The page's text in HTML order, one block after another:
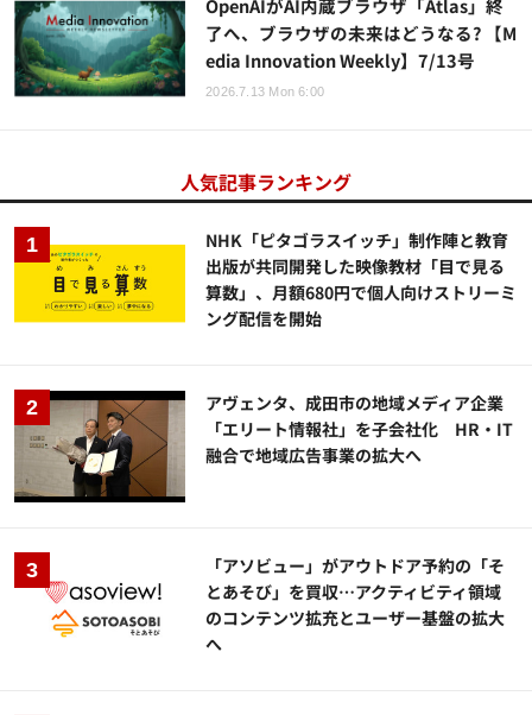
了へ、ブラウザの未来はどうなる? 【M
edia Innovation Weekly】7/13号
2026.7.13 Mon 6:00
人気記事ランキング
NHK「ピタゴラスイッチ」制作陣と教育
出版が共同開発した映像教材「目で見る
算数」、月額680円で個人向けストリーミ
ング配信を開始
アヴェンタ、成田市の地域メディア企業
「エリート情報社」を子会社化 HR・IT
融合で地域広告事業の拡大へ
「アソビュー」がアウトドア予約の「そ
とあそび」を買収…アクティビティ領域
のコンテンツ拡充とユーザー基盤の拡大
へ